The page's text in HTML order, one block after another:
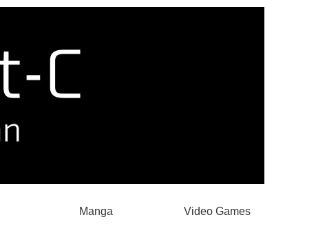
Manga Video Games